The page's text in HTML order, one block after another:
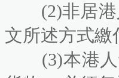
(2)非居港人
文所述方式繳
(3)本港人